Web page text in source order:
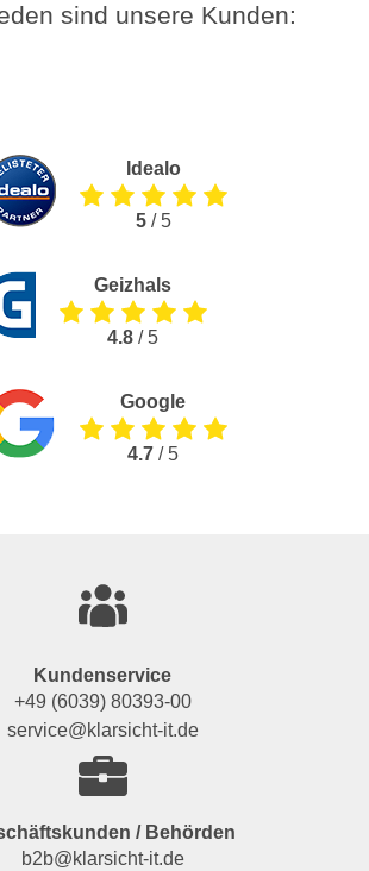
sind unsere Kunden:
Idealo
5/ 5
Geizhals
4.8 / 5
Google
4.7 / 5
Kundenservice
+49 (6039) 80393-00
service@klarsicht-it.de
/ Behörden
b2b@klarsicht-it.de